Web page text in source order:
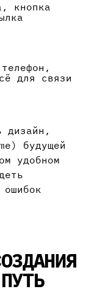
кнопка
для связи
дизайн,
будущей
удобном